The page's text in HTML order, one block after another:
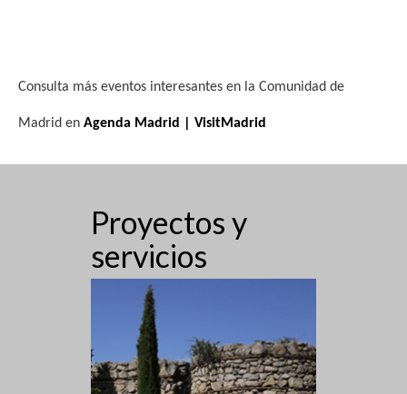
Consulta más eventos interesantes en la Comunidad de
Madrid en Agenda Madrid | VisitMadrid
Proyectos y
servicios